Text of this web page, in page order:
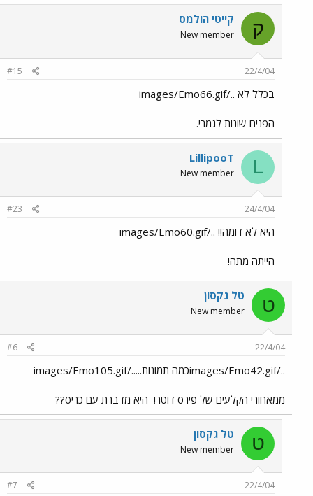
ק קייטי הולמס
New member
22/4/04
#15
בכלל לא ../images/Emo66.gif
הפנים שונות לגמרי.
L
LillipooT
New member
24/4/04
#23
היא לא דומה!! ../images/Emo60.gif
הייתה מתה!
ט טל גקסון
New member
22/4/04
#6
../images/Emo42.gifכמה תמונות...../images/Emo105.gif
ממאחורי הקלעים של פירס דוטר! היא מדברת עם כריס??
ט טל גקסון
New member
22/4/04
#7